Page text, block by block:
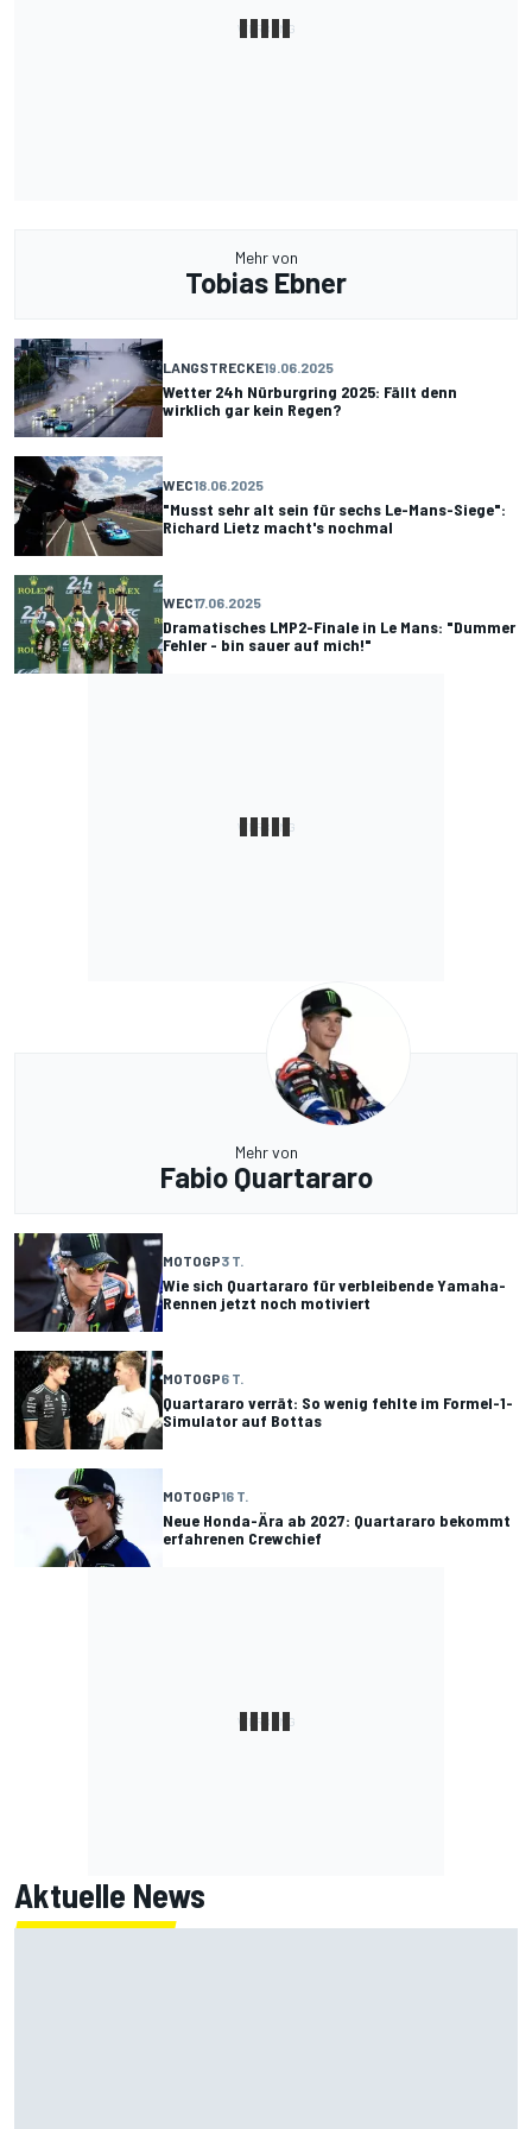
Mehr von
Tobias Ebner
LANGSTRECKE19.06.2025
Wetter 24h Nürburgring 2025: Fällt denn
wirklich gar kein Regen?
WEC18.06.2025
"Musst sehr alt sein für sechs Le-Mans-Siege":
Richard Lietz macht's nochmal
WEC17.06.2025
Dramatisches LMP2-Finale in Le Mans: "Dummer
Fehler - bin sauer auf mich!"
Mehr von
Fabio Quartararo
MOTOGP3 T.
Wie sich Quartararo für verbleibende Yamaha-
Rennen jetzt noch motiviert
MOTOGP6 T.
Quartararo verrät: So wenig fehlte im Formel-1-
Simulator auf Bottas
MOTOGP16 T.
Neue Honda-Ära ab 2027: Quartararo bekommt
erfahrenen Crewchief
Aktuelle News